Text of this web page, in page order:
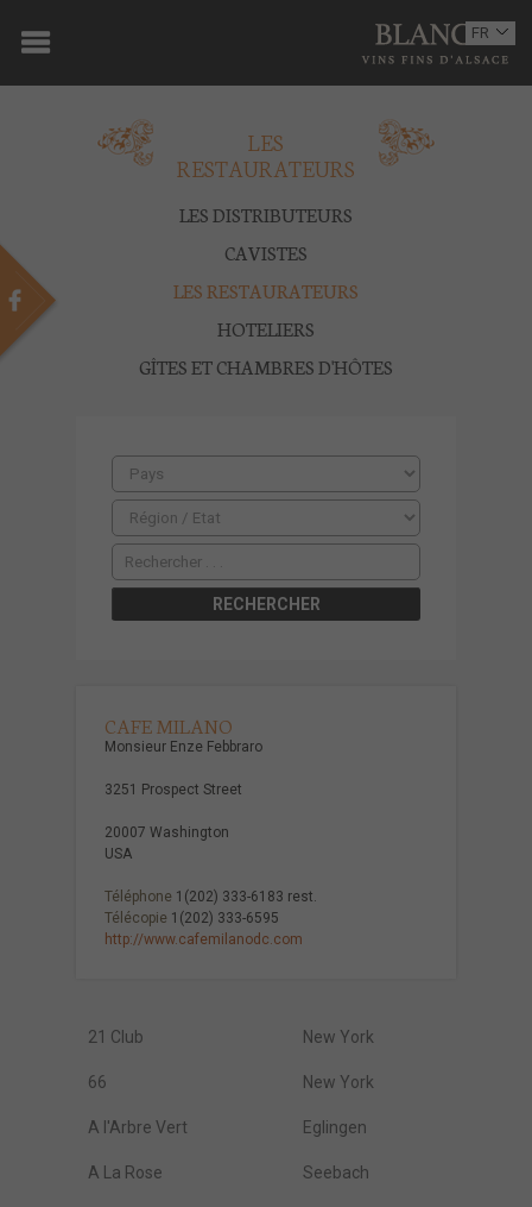
DOMAINE
OENOTOURISME
BOUTIQUE
PRESSE
CONTACT
FR
EN
LES
RESTAURATEURS
LES DISTRIBUTEURS
CAVISTES
LES RESTAURATEURS
HOTELIERS
GÎTES ET CHAMBRES D'HÔTES
CAFE MILANO
Monsieur Enze Febbraro
3251 Prospect Street
20007 Washington
USA
Téléphone 1(202) 333-6183 rest.
Télécopie 1(202) 333-6595
http://www.cafemilanodc.com
21 Club New York
66 New York
A l'Arbre Vert Eglingen
A La Rose Seebach